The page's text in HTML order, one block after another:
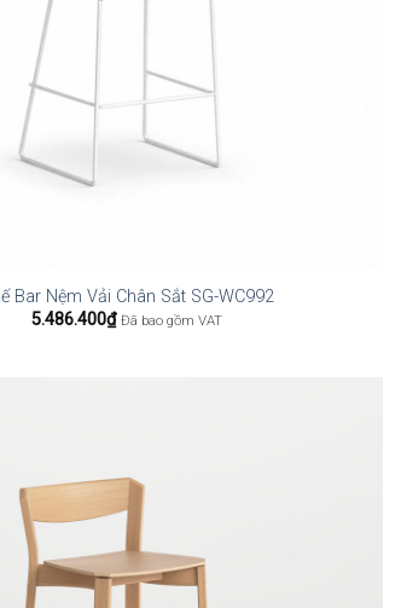
Bar Nệm Vải Chân Sắt SG-WC992
5.486.400₫ Đã bao gồm VAT